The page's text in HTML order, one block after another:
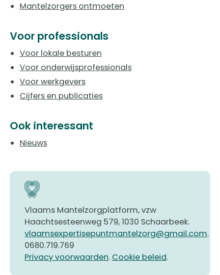
Mantelzorgers ontmoeten
Voor professionals
Voor lokale besturen
Voor onderwijsprofessionals
Voor werkgevers
Cijfers en publicaties
Ook interessant
Nieuws
Vlaams Mantelzorgplatform, vzw
Haachtsesteenweg 579, 1030 Schaarbeek.
vlaamsexpertisepuntmantelzorg@gmail.com.
0680.719.769
Privacy voorwaarden. Cookie beleid.